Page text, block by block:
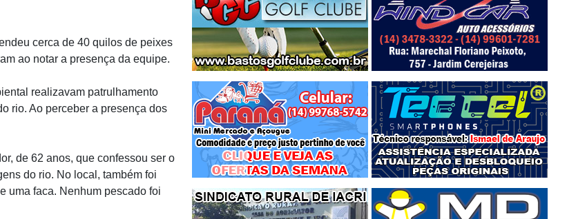
cerca de 40 quilos de peixes
ao notar a presença da equipe.
realizavam patrulhamento
rio. Ao perceber a presença dos
de 62 anos, que confessou ser o
do rio. No local, também foi
uma faca. Nenhum pescado foi